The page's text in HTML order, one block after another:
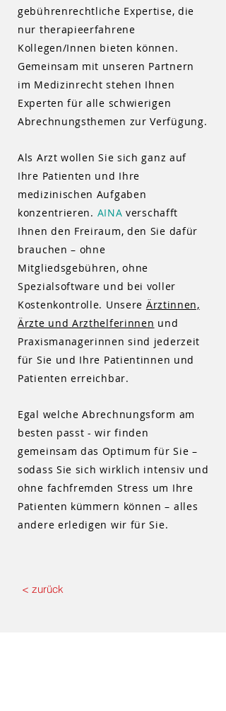
gebührenrechtliche Expertise, die
nur therapieerfahrene
Kollegen/Innen bieten können.
Gemeinsam mit unseren Partnern
im Medizinrecht stehen Ihnen
Experten für alle schwierigen
Abrechnungsthemen zur Verfügung.
Als Arzt wollen Sie sich ganz auf
Ihre Patienten und Ihre
medizinischen Aufgaben
konzentrieren. AINA verschafft
Ihnen den Freiraum, den Sie dafür
brauchen – ohne
Mitgliedsgebühren, ohne
Spezialsoftware und bei voller
Kostenkontrolle. Unsere Ärztinnen,
Ärzte und Arzthelferinnen und
Praxismanagerinnen sind jederzeit
für Sie und Ihre Patientinnen und
Patienten erreichbar.
Egal welche Abrechnungsform am
besten passt - wir finden
gemeinsam das Optimum für Sie –
sodass Sie sich wirklich intensiv und
ohne fachfremden Stress um Ihre
Patienten kümmern können – alles
andere erledigen wir für Sie.
< zurück